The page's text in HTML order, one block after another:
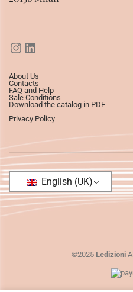
About Us
Contacts
FAQ and Help
Sale Conditions
Download the catalog in PDF
Privacy Policy
English (UK)
©2025 Ledizioni